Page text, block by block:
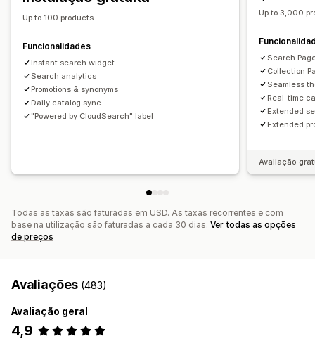
Filtros personalizados
Página de resultados da pesquisa
Consultas de pesquisa
Up to 100 products
Funcionalidades
Instant search widget
Search analytics
Promotions & synonyms
Daily catalog sync
"Powered by CloudSearch" label
Up to 3,000
Search
Collection
Seamless
Real-time
Extended
Extended
Avaliação
Todas as taxas são faturadas em USD. As taxas recorrentes e com
base na utilização são faturadas a cada 30 dias. Ver todas as opções
de preços
Avaliações (483)
Avaliação geral
4,9